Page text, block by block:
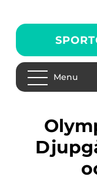
Menu
Olympiska spel: En